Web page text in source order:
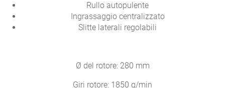
Rullo autopulente
Ingrassaggio centralizzato
Slitte laterali regolabili
Ø del rotore: 280 mm
Giri rotore: 1850 g/min